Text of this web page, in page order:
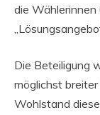
die
Die Beteiligung
möglichst
Wohlstand